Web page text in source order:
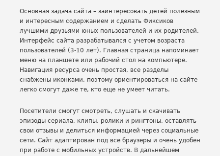
Основная задача сайта – заинтересовать детей полезным
и интересным содержанием и сделать Фиксиков
лучшими друзьями юных пользователей и их родителей.
Интерфейс сайта разрабатывался с учетом возраста
пользователей (3-10 лет). Главная страница напоминает
меню на планшете или рабочий стол на компьютере.
Навигация ресурса очень простая, все разделы
снабжены иконками, поэтому ориентироваться на сайте
легко смогут даже те, кто еще не умеет читать.
Посетители смогут смотреть, слушать и скачивать
эпизоды сериала, клипы, ролики и рингтоны, оставлять
свои отзывы и делиться информацией через социальные
сети. Сайт адаптирован под все браузеры и очень удобен
при работе с мобильных устройств. В дальнейшем